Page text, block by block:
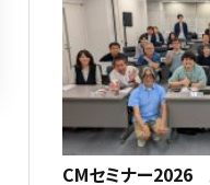
CMセミナー2026